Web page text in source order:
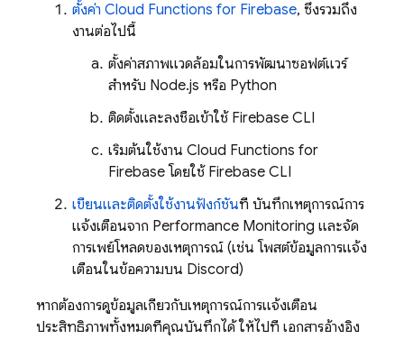
ตั้งค่า Cloud Functions for Firebase, ซึ่งรวมถึง
งานต่อไปนี้
ตั้งค่าสภาพแวดล้อมในการพัฒนาซอฟต์แวร์
สำหรับ Node.js หรือ Python
ติดตั้งและลงชื่อเข้าใช้ Firebase CLI
เริ่มต้นใช้งาน Cloud Functions for
Firebase โดยใช้ Firebase CLI
เขียนและติดตั้งใช้งานฟังก์ชันที่ บันทึกเหตุการณ์การ
แจ้งเตือนจาก Performance Monitoring และจัด
การเพย์โหลดของเหตุการณ์ (เช่น โพสต์ข้อมูลการแจ้ง
เตือนในข้อความบน Discord)
หากต้องการดูข้อมูลเกี่ยวกับเหตุการณ์การแจ้งเตือน
ประสิทธิภาพทั้งหมดที่คุณบันทึกได้ ให้ไปที่ เอกสารอ้างอิง